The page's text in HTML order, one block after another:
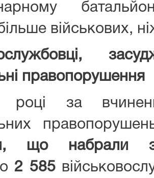
військових,
правопорушення
за
що набрали
2 585